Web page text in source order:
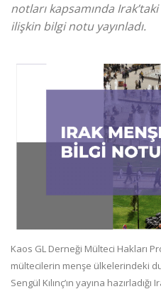
notları kapsamında
ilişkin bilgi notu yayınladı.
Kaos GL Derneği Mülteci Hakları
mültecilerin menşe ülkelerindeki
Sengül Kılınç’ın yayına